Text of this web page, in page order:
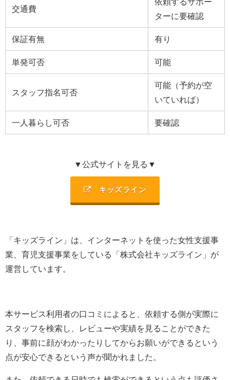
交通費
依頼するサポー
ターに要確認
保証有無 有り
単発可否 可能
スタッフ指名可否
可能（予約が空
いていれば）
一人暮らし可否 要確認
▼公式サイトを見る▼
キッズライン
「キッズライン」は、 インターネットを使った女性支援事
業、育児支援事業を している「 株式会社キッズライン 」が
運営しています。
本サービス利用者の口コミによると、依頼する側が実際に
スタッフを検索し、レビューや実績を見ることができた
り、事前に顔がわかったりしてからお願いができるという
点が安心できるという声が聞かれました。